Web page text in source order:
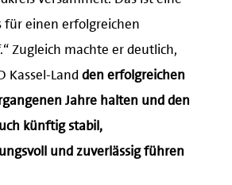
für einen erfolgreichen
Zugleich machte er deutlich,
Kassel-Land den erfolgreichen
Jahre halten und den
künftig stabil,
und zuverlässig führen